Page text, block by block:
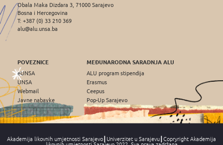
Obala Maka Dizdara 3, 71000 Sarajevo
Bosna i Hercegovina
T: +387 (0) 33 210 369
alu@alu.unsa.ba
POVEZNICE
eUNSA
UNSA
Webmail
Javne nabavke
MEĐUNARODNA SARADNJA ALU
ALU program stipendija
Erasmus
Ceepus
Pop-Up Sarajevo
Akademija likovnih umjetnosti Sarajevo┃Univerzitet u Sarajevu┃Copryright Akademija